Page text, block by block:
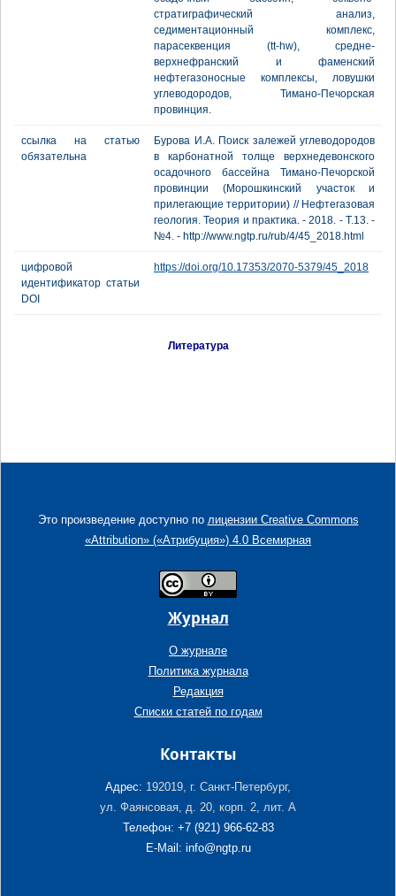
стратиграфический анализ,
седиментационный комплекс,
парасеквенция (tt-hw), средне-
верхнефранский и фаменский
нефтегазоносные комплексы, ловушки
углеводородов, Тимано-Печорская
провинция.
ссылка на статью
обязательна
Бурова И.А. Поиск залежей углеводородов
в карбонатной толще верхнедевонского
осадочного бассейна Тимано-Печорской
провинции (Морошкинский участок и
прилегающие территории) // Нефтегазовая
геология. Теория и практика. - 2018. - Т.13. -
№4. - http://www.ngtp.ru/rub/4/45_2018.html
цифровой
идентификатор статьи
DOI
https://doi.org/10.17353/2070-5379/45_2018
Литература
Это произведение доступно по лицензии Creative Commons
«Attribution» («Атрибуция») 4.0 Всемирная
Журнал
О журнале
Политика журнала
Редакция
Списки статей по годам
Контакты
Адрес: 192019, г. Санкт-Петербург,
ул. Фаянсовая, д. 20, корп. 2, лит. А
Телефон: +7 (921) 966-62-83
E-Mail: info@ngtp.ru